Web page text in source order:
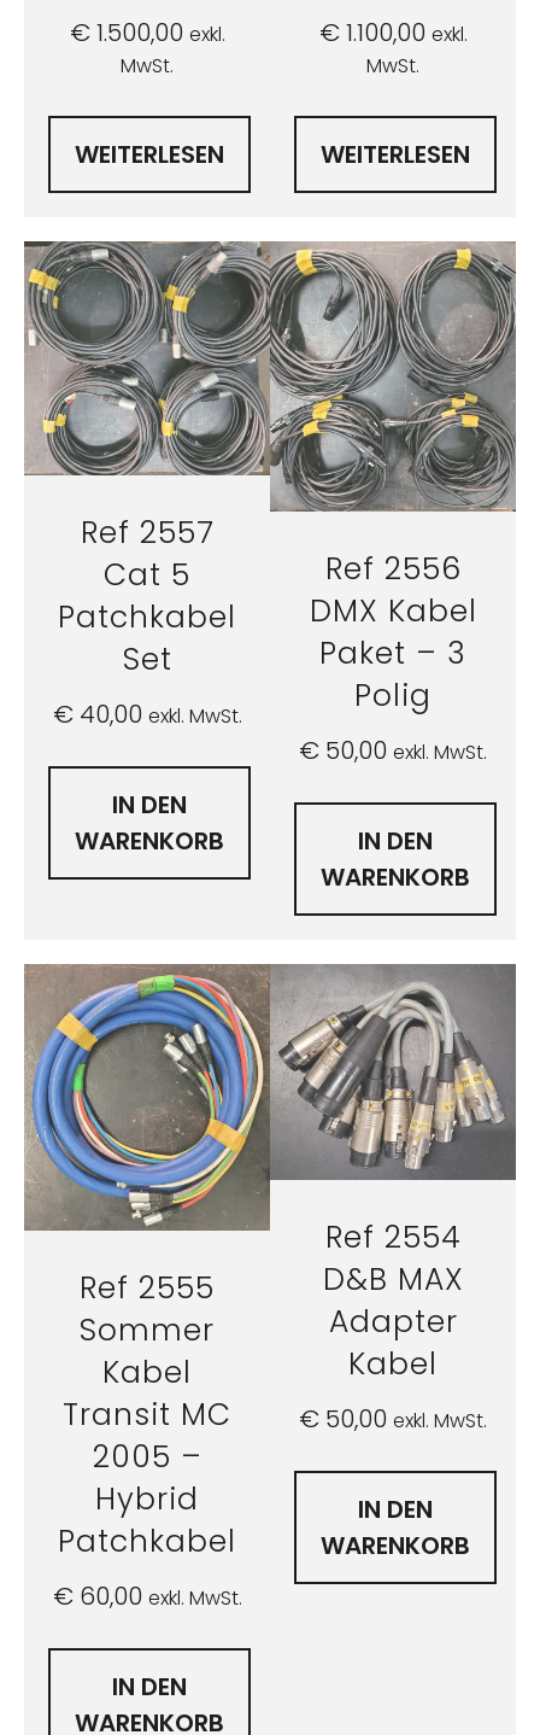
€1.500,00 exkl.
MwSt.
WEITERLESEN
€1.100,00 exkl.
MwSt.
WEITERLESEN
Ref 2557
Cat 5
Patchkabel
Set
€40,00 exkl. MwSt.
IN DEN
WARENKORB
Ref 2556
DMX Kabel
Paket – 3
Polig
€ 50,00 exkl. MwSt.
IN DEN
WARENKORB
Ref 2555
Sommer
Kabel
Transit MC
2005 –
Hybrid
Patchkabel
€60,00 exkl. MwSt.
IN DEN
WARENKORB
Ref 2554
D&B MAX
Adapter
Kabel
€ 50,00 exkl. MwSt.
IN DEN
WARENKORB